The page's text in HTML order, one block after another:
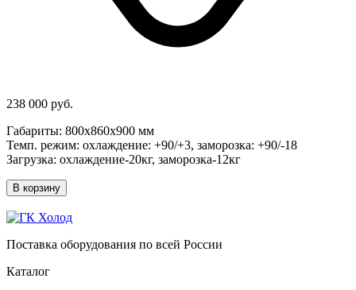
238 000 руб.
Габариты: 800х860х900 мм
Темп. режим: охлаждение: +90/+3, заморозка: +90/-18
Загрузка: охлаждение-20кг, заморозка-12кг
В корзину
Поставка оборудования по всей России
Каталог